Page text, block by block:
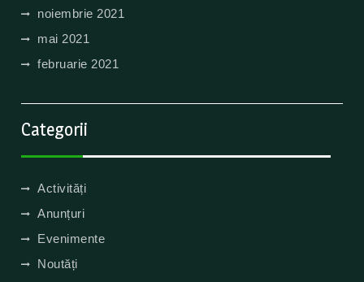
noiembrie 2021
mai 2021
februarie 2021
Categorii
Activități
Anunțuri
Evenimente
Noutăți